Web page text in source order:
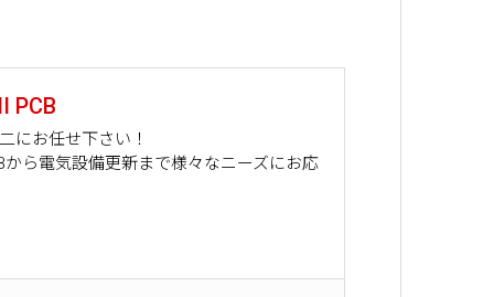
PCB
にお任せ下さい！
から電気設備更新まで様々なニーズにお応